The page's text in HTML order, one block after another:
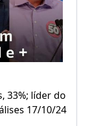
33%; líder do
17/10/24